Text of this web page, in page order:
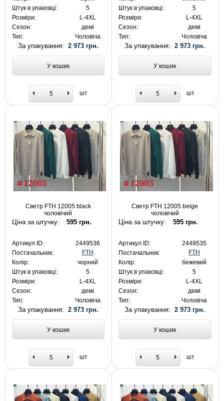
Штук в упаковці:
5
Розміри:
L-4XL
Сезон:
демі
Тип:
Чоловіча
За упакування: 2 973 грн.
У кошик
шт
Штук в упаковці:
5
Розміри:
L-4XL
Сезон:
демі
Тип:
Чоловіча
За упакування:2 973 грн.
У кошик
шт
Светр FTH 12005 black
чоловічий
Ціна за штучку: 595 грн.
Артикул ID:
2449536
Постачальник:
FTH
Колір:
чорний
Штук в упаковці:
5
Розміри:
L-4XL
Сезон:
демі
Тип:
Чоловіча
За упакування: 2 973 грн.
У кошик
шт
Светр FTH 12005 beige
чоловічий
Ціна за штучку: 595 грн.
Артикул ID:
2449535
Постачальник:
FTH
Колір:
бежевий
Штук в упаковці:
5
Розміри:
L-4XL
Сезон:
демі
Тип:
Чоловіча
За упакування:2 973 грн.
У кошик
шт